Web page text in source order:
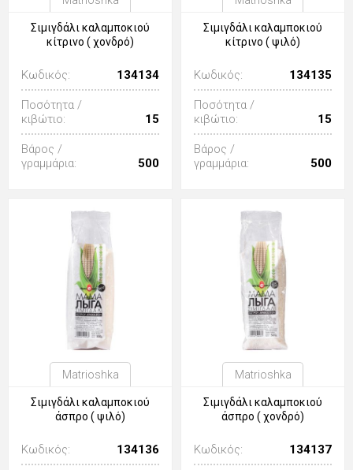
Σιμιγδάλι καλαμποκιού
κίτρινο ( χονδρό)
Κωδικός: 134134
Ποσότητα /
κιβώτιο:
15
Βάρος /
γραμμάρια:
500
Σιμιγδάλι καλαμποκιού
κίτρινο ( ψιλό)
Κωδικός: 134135
Ποσότητα /
κιβώτιο:
15
Βάρος /
γραμμάρια:
500
Matrioshka
Σιμιγδάλι καλαμποκιού
άσπρο ( ψιλό)
Κωδικός: 134136
Matrioshka
Σιμιγδάλι καλαμποκιού
άσπρο ( χονδρό)
Κωδικός: 134137